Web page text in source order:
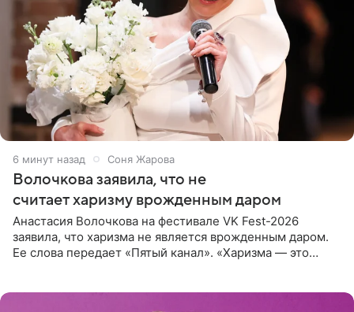
7 минут назад Соня Жарова
Волочкова заявила, что не
считает харизму врожденным даром
Анастасия Волочкова на фестивале VK Fest-2026
заявила, что харизма не является врожденным даром.
Ее слова передает «Пятый канал». «Харизма — это